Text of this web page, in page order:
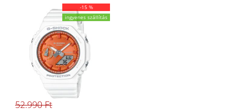
-15 %
ingyenes szállítás
52.990 Ft